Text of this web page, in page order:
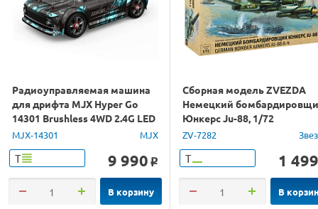
Радиоуправляемая машина
для дрифта MJX Hyper Go
14301 Brushless 4WD 2.4G LED
1/14 RTR
MJX-14301 MJX
Т 9 990 o
В корзину
Сборная модель ZVEZDA
Немецкий
Юнкерс Ju-88, 1/72
ZV-7282
Т 1 499
В